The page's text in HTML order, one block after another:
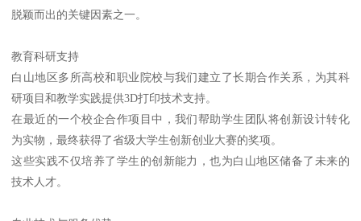
脱颖而出的关键因素之一。
教育科研支持
白山地区多所高校和职业院校与我们建立了长期合作关系，为其科
研项目和教学实践提供3D打印技术支持。
在最近的一个校企合作项目中，我们帮助学生团队将创新设计转化
为实物，最终获得了省级大学生创新创业大赛的奖项。
这些实践不仅培养了学生的创新能力，也为白山地区储备了未来的
技术人才。